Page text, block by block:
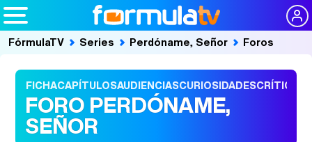
FórmulaTV Series Perdóname, Señor Foros
FICHACAPÍTULOSAUDIENCIASCURIOSIDADESCRÍTICAS
FORO PERDÓNAME,
SEÑOR